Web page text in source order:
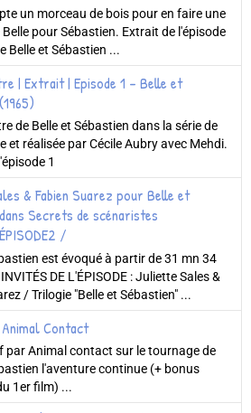
un morceau de bois pour en faire une
pour Sébastien. Extrait de l'épisode
Belle et Sébastien ...
| Extrait | Episode 1 - Belle et
de Belle et Sébastien dans la série de
et réalisée par Cécile Aubry avec Mehdi.
1
& Fabien Suarez pour Belle et
Secrets de scénaristes
/
est évoqué à partir de 31 mn 34
DE L'ÉPISODE : Juliette Sales &
/ Trilogie "Belle et Sébastien" ...
Contact
par Animal contact sur le tournage de
l'aventure continue (+ bonus
1er film) ...